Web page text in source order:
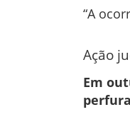
“A
Ação
Em